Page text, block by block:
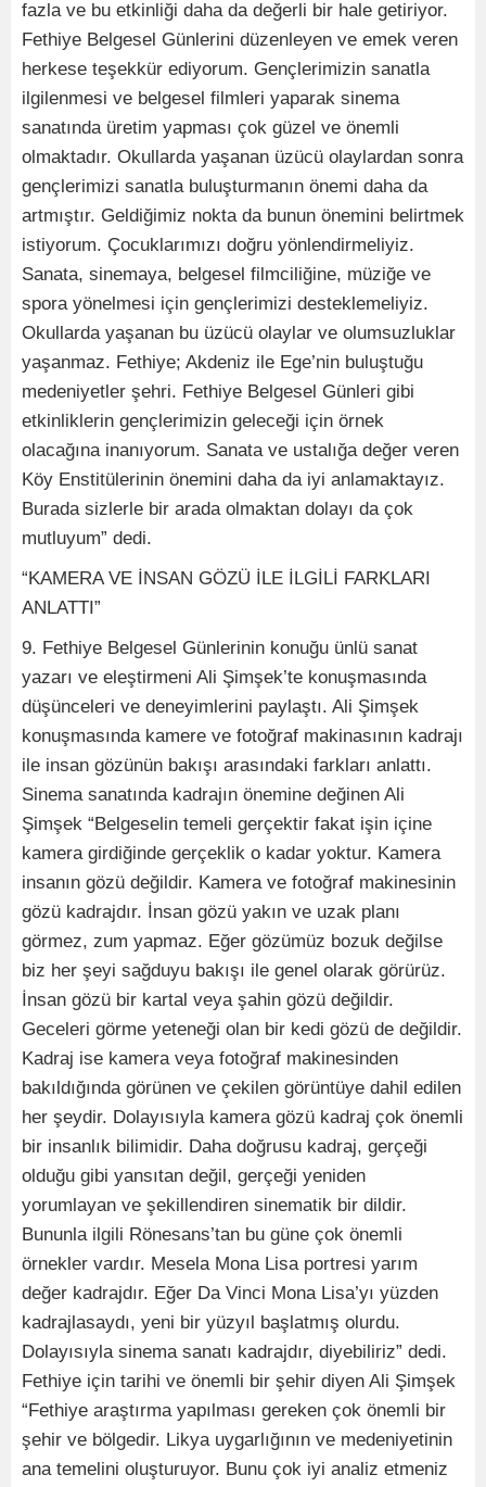
fazla ve bu etkinliği daha da değerli bir hale getiriyor.
Fethiye Belgesel Günlerini düzenleyen ve emek veren
herkese teşekkür ediyorum. Gençlerimizin sanatla
ilgilenmesi ve belgesel filmleri yaparak sinema
sanatında üretim yapması çok güzel ve önemli
olmaktadır. Okullarda yaşanan üzücü olaylardan sonra
gençlerimizi sanatla buluşturmanın önemi daha da
artmıştır. Geldiğimiz nokta da bunun önemini belirtmek
istiyorum. Çocuklarımızı doğru yönlendirmeliyiz.
Sanata, sinemaya, belgesel filmciliğine, müziğe ve
spora yönelmesi için gençlerimizi desteklemeliyiz.
Okullarda yaşanan bu üzücü olaylar ve olumsuzluklar
yaşanmaz. Fethiye; Akdeniz ile Ege’nin buluştuğu
medeniyetler şehri. Fethiye Belgesel Günleri gibi
etkinliklerin gençlerimizin geleceği için örnek
olacağına inanıyorum. Sanata ve ustalığa değer veren
Köy Enstitülerinin önemini daha da iyi anlamaktayız.
Burada sizlerle bir arada olmaktan dolayı da çok
mutluyum” dedi.
“KAMERA VE İNSAN GÖZÜ İLE İLGİLİ FARKLARI
ANLATTI”
9. Fethiye Belgesel Günlerinin konuğu ünlü sanat
yazarı ve eleştirmeni Ali Şimşek’te konuşmasında
düşünceleri ve deneyimlerini paylaştı. Ali Şimşek
konuşmasında kamere ve fotoğraf makinasının kadrajı
ile insan gözünün bakışı arasındaki farkları anlattı.
Sinema sanatında kadrajın önemine değinen Ali
Şimşek “Belgeselin temeli gerçektir fakat işin içine
kamera girdiğinde gerçeklik o kadar yoktur. Kamera
insanın gözü değildir. Kamera ve fotoğraf makinesinin
gözü kadrajdır. İnsan gözü yakın ve uzak planı
görmez, zum yapmaz. Eğer gözümüz bozuk değilse
biz her şeyi sağduyu bakışı ile genel olarak görürüz.
İnsan gözü bir kartal veya şahin gözü değildir.
Geceleri görme yeteneği olan bir kedi gözü de değildir.
Kadraj ise kamera veya fotoğraf makinesinden
bakıldığında görünen ve çekilen görüntüye dahil edilen
her şeydir. Dolayısıyla kamera gözü kadraj çok önemli
bir insanlık bilimidir. Daha doğrusu kadraj, gerçeği
olduğu gibi yansıtan değil, gerçeği yeniden
yorumlayan ve şekillendiren sinematik bir dildir.
Bununla ilgili Rönesans’tan bu güne çok önemli
örnekler vardır. Mesela Mona Lisa portresi yarım
değer kadrajdır. Eğer Da Vinci Mona Lisa’yı yüzden
kadrajlasaydı, yeni bir yüzyıl başlatmış olurdu.
Dolayısıyla sinema sanatı kadrajdır, diyebiliriz” dedi.
Fethiye için tarihi ve önemli bir şehir diyen Ali Şimşek
“Fethiye araştırma yapılması gereken çok önemli bir
şehir ve bölgedir. Likya uygarlığının ve medeniyetinin
ana temelini oluşturuyor. Bunu çok iyi analiz etmeniz